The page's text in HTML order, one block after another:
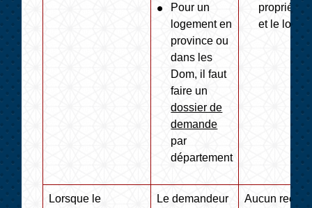
Pour un
logement en
province ou
dans les
Dom, il faut
faire un
dossier de
demande
par
département
et le
Lorsque le
Le demandeur
Aucun